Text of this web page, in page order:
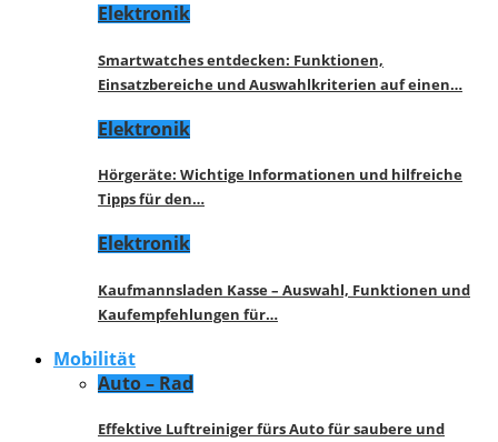
Elektronik
Smartwatches entdecken: Funktionen,
Einsatzbereiche und Auswahlkriterien auf einen…
Elektronik
Hörgeräte: Wichtige Informationen und hilfreiche
Tipps für den…
Elektronik
Kaufmannsladen Kasse – Auswahl, Funktionen und
Kaufempfehlungen für…
Mobilität
Auto – Rad
Effektive Luftreiniger fürs Auto für saubere und